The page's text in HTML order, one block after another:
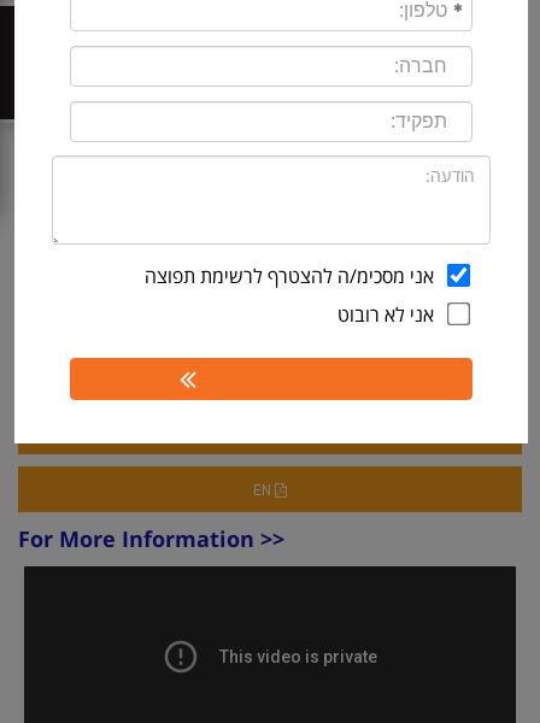
Safe remote support with advanced encryption
Essential endpoint support for everything from
Supports multiple languages
DOWNLOAD FREE TRIAL
REQUEST FOR A QUOTE
For More Information >>
אני מסכימ/ה להצטרף לרשימת תפוצה
אני לא רובוט